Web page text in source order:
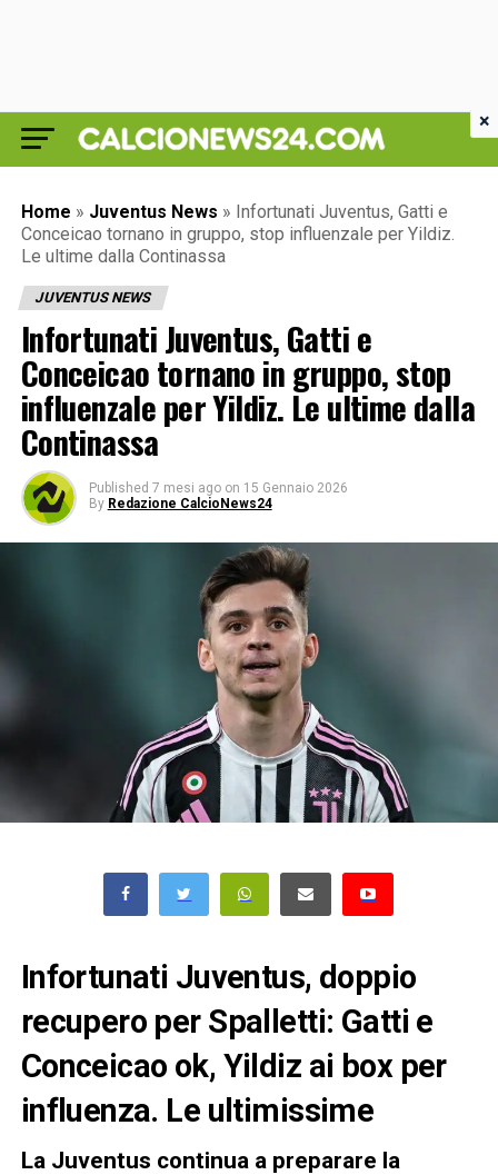
Home » Juventus News » Infortunati Juventus, Gatti e
Conceicao tornano in gruppo, stop influenzale per Yildiz.
Le ultime dalla Continassa
JUVENTUS NEWS
Infortunati Juventus, Gatti e
Conceicao tornano in gruppo, stop
influenzale per Yildiz. Le ultime dalla
Continassa
Published 7 mesi ago on 15 Gennaio 2026
By Redazione CalcioNews24
Infortunati Juventus, doppio
recupero per Spalletti: Gatti e
Conceicao ok, Yildiz ai box per
influenza. Le ultimissime
La Juventus continua a preparare la
×